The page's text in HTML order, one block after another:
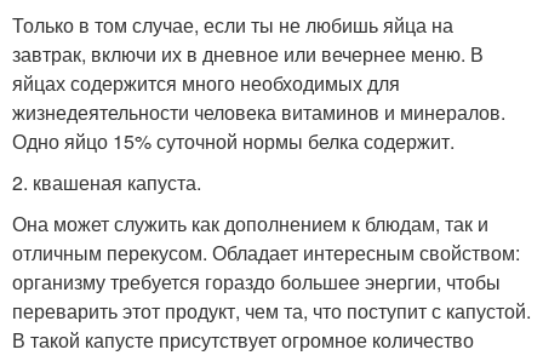
Только в том случае, если ты не любишь яйца на
завтрак, включи их в дневное или вечернее меню. В
яйцах содержится много необходимых для
жизнедеятельности человека витаминов и минералов.
Одно яйцо 15% суточной нормы белка содержит.
2. квашеная капуста.
Она может служить как дополнением к блюдам, так и
отличным перекусом. Обладает интересным свойством:
организму требуется гораздо большее энергии, чтобы
переварить этот продукт, чем та, что поступит с капустой.
В такой капусте присутствует огромное количество